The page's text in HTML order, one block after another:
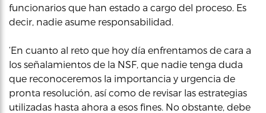
funcionarios que han estado a cargo del proceso. Es
decir, nadie asume responsabilidad.
‘En cuanto al reto que hoy día enfrentamos de cara a
los señalamientos de la NSF, que nadie tenga duda
que reconoceremos la importancia y urgencia de
pronta resolución, así como de revisar las estrategias
utilizadas hasta ahora a esos fines. No obstante, debe